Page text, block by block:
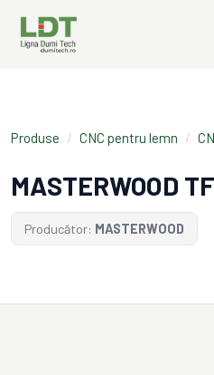
Produse / CNC pentru lemn /
MASTERWOOD
Producător: MASTERWOOD